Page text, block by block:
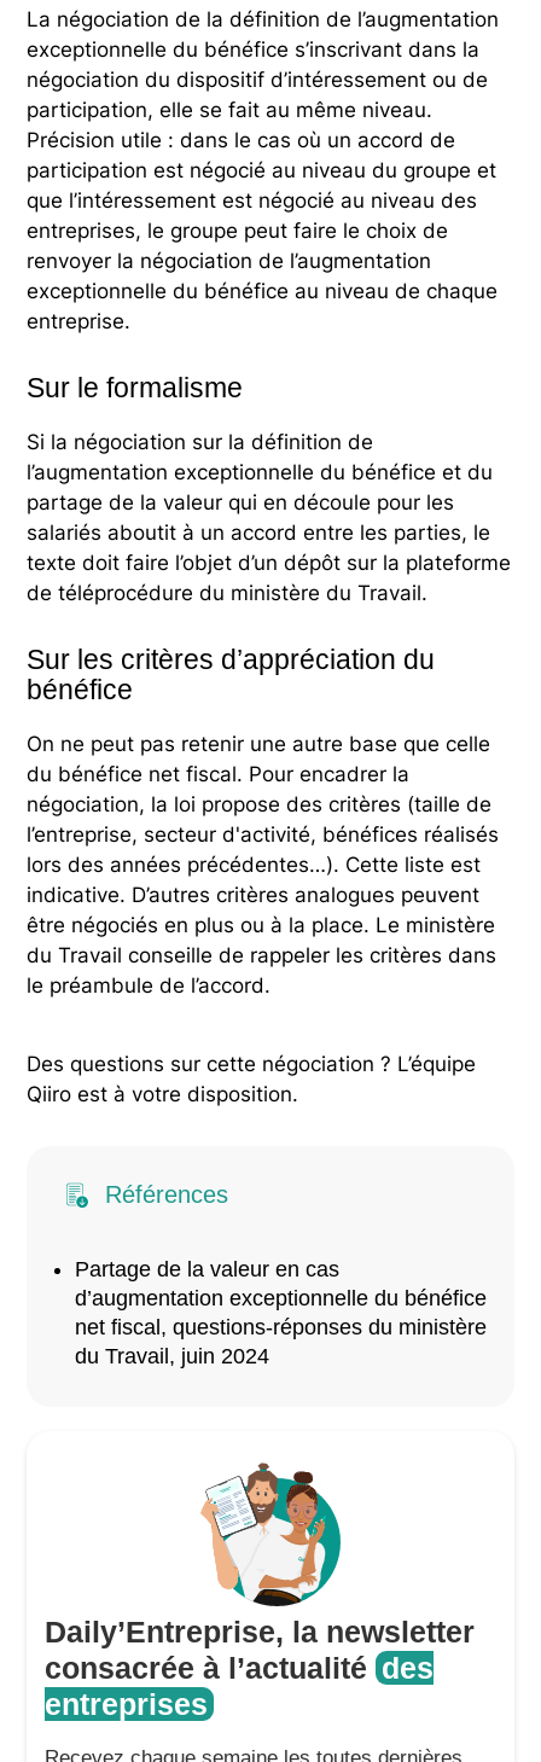
La négociation de la définition de l’augmentation
exceptionnelle du bénéfice s’inscrivant dans la
négociation du dispositif d’intéressement ou de
participation, elle se fait au même niveau.
Précision utile : dans le cas où un accord de
participation est négocié au niveau du groupe et
que l’intéressement est négocié au niveau des
entreprises, le groupe peut faire le choix de
renvoyer la négociation de l’augmentation
exceptionnelle du bénéfice au niveau de chaque
entreprise.
Sur le formalisme
Si la négociation sur la définition de
l’augmentation exceptionnelle du bénéfice et du
partage de la valeur qui en découle pour les
salariés aboutit à un accord entre les parties, le
texte doit faire l’objet d’un dépôt sur la plateforme
de téléprocédure du ministère du Travail.
Sur les critères d’appréciation du
bénéfice
On ne peut pas retenir une autre base que celle
du bénéfice net fiscal. Pour encadrer la
négociation, la loi propose des critères (taille de
l’entreprise, secteur d'activité, bénéfices réalisés
lors des années précédentes…). Cette liste est
indicative. D’autres critères analogues peuvent
être négociés en plus ou à la place. Le ministère
du Travail conseille de rappeler les critères dans
le préambule de l’accord.
Des questions sur cette négociation ? L’équipe
Qiiro est à votre disposition.
Références
Partage de la valeur en cas
d’augmentation exceptionnelle du bénéfice
net fiscal, questions-réponses du ministère
du Travail, juin 2024
Daily’Entreprise, la newsletter
consacrée à l’actualité des
entreprises